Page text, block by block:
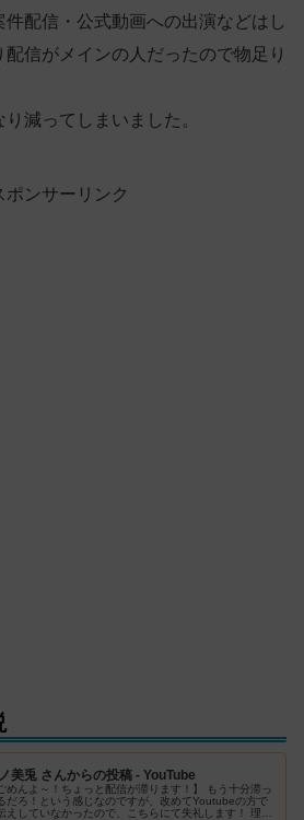
配信・公式動画への出演などはし
信がメインの人だったので物足り
減ってしまいました。
ポンサーリンク
美兎 さんからの投稿 - YouTube
めんよ～！ちょっと配信が滞ります！】 もう十分滞っ
だろ！という感じなのですが、改めてYoutubeの方で
えしていなかったので、こちらにて失礼します！ 理由